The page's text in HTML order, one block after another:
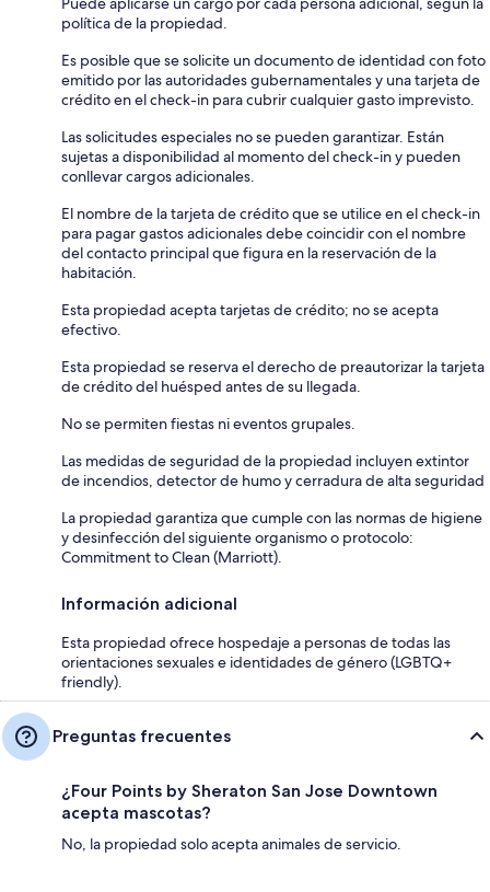
política de la propiedad.
Es posible que se solicite un documento de identidad con foto
emitido por las autoridades gubernamentales y una tarjeta de
crédito en el check-in para cubrir cualquier gasto imprevisto.
Las solicitudes especiales no se pueden garantizar. Están
sujetas a disponibilidad al momento del check-in y pueden
conllevar cargos adicionales.
El nombre de la tarjeta de crédito que se utilice en el check-in
para pagar gastos adicionales debe coincidir con el nombre
del contacto principal que figura en la reservación de la
habitación.
Esta propiedad acepta tarjetas de crédito; no se acepta
efectivo.
Esta propiedad se reserva el derecho de preautorizar la tarjeta
de crédito del huésped antes de su llegada.
No se permiten fiestas ni eventos grupales.
Las medidas de seguridad de la propiedad incluyen extintor
de incendios, detector de humo y cerradura de alta seguridad
La propiedad garantiza que cumple con las normas de higiene
y desinfección del siguiente organismo o protocolo:
Commitment to Clean (Marriott).
Información adicional
Esta propiedad ofrece hospedaje a personas de todas las
orientaciones sexuales e identidades de género (LGBTQ+
friendly).
Preguntas frecuentes
¿Four Points by Sheraton San Jose Downtown
acepta mascotas?
No, la propiedad solo acepta animales de servicio.